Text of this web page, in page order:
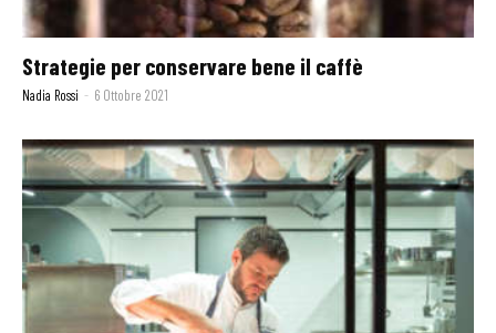
Strategie per conservare bene il caffè
Nadia Rossi - 6 Ottobre 2021